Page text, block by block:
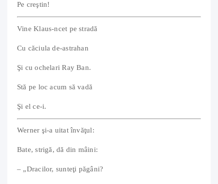
Pe creştin!
Vine Klaus-ncet pe stradă
Cu căciula de-astrahan
Şi cu ochelari Ray Ban.
Stă pe loc acum să vadă
Şi el ce-i.
Werner şi-a uitat învăţul:
Bate, strigă, dă din mâini:
– „Dracilor, sunteţi păgâni?